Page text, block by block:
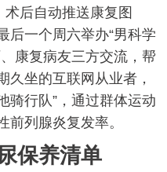
术后自动推送康复图
后一个周六举办“男科学
康复病友三方交流，帮
久坐的互联网从业者，
骑行队”，通过群体运动
前列腺炎复发率。
保养清单